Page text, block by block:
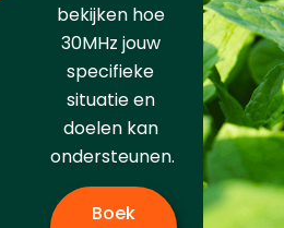
bekijken hoe
30MHz jouw
specifieke
situatie en
doelen kan
ondersteunen.
Boek